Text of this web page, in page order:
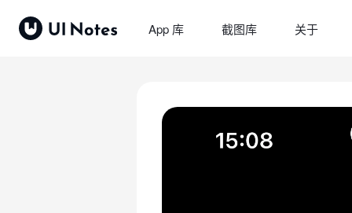
App 库 截图库 关于